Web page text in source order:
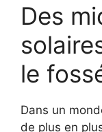
Des
le
Dans un
de plus en